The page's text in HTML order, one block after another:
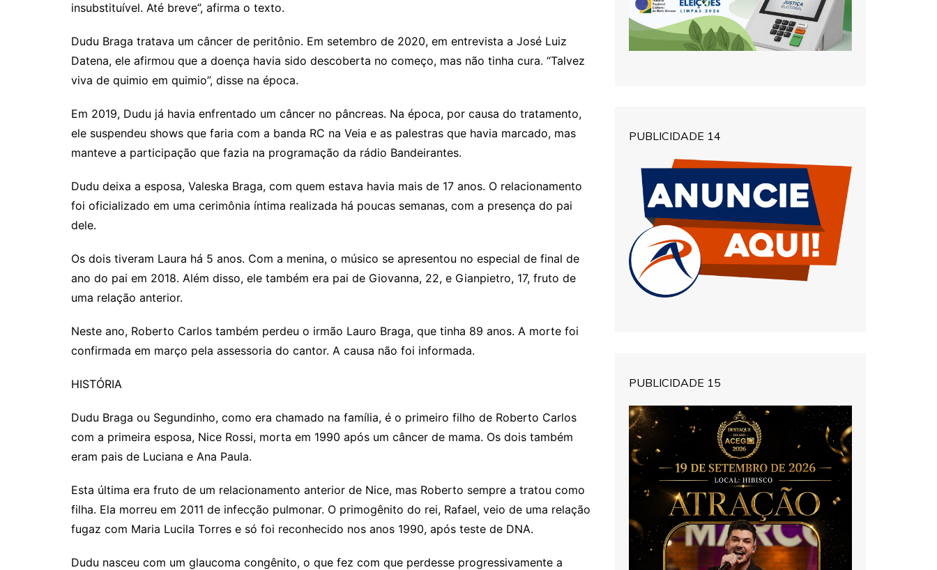
insubstituível. Até breve”, afirma o texto.
Dudu Braga tratava um câncer de peritônio. Em setembro de 2020, em entrevista a José Luiz
Datena, ele afirmou que a doença havia sido descoberta no começo, mas não tinha cura. “Talvez
viva de quimio em quimio”, disse na época.
Em 2019, Dudu já havia enfrentado um câncer no pâncreas. Na época, por causa do tratamento,
ele suspendeu shows que faria com a banda RC na Veia e as palestras que havia marcado, mas
manteve a participação que fazia na programação da rádio Bandeirantes.
Dudu deixa a esposa, Valeska Braga, com quem estava havia mais de 17 anos. O relacionamento
foi oficializado em uma cerimônia íntima realizada há poucas semanas, com a presença do pai
dele.
Os dois tiveram Laura há 5 anos. Com a menina, o músico se apresentou no especial de final de
ano do pai em 2018. Além disso, ele também era pai de Giovanna, 22, e Gianpietro, 17, fruto de
uma relação anterior.
Neste ano, Roberto Carlos também perdeu o irmão Lauro Braga, que tinha 89 anos. A morte foi
confirmada em março pela assessoria do cantor. A causa não foi informada.
HISTÓRIA
Dudu Braga ou Segundinho, como era chamado na família, é o primeiro filho de Roberto Carlos
com a primeira esposa, Nice Rossi, morta em 1990 após um câncer de mama. Os dois também
eram pais de Luciana e Ana Paula.
Esta última era fruto de um relacionamento anterior de Nice, mas Roberto sempre a tratou como
filha. Ela morreu em 2011 de infecção pulmonar. O primogênito do rei, Rafael, veio de uma relação
fugaz com Maria Lucila Torres e só foi reconhecido nos anos 1990, após teste de DNA.
Dudu nasceu com um glaucoma congênito, o que fez com que perdesse progressivamente a
PUBLICIDADE 14
PUBLICIDADE 15